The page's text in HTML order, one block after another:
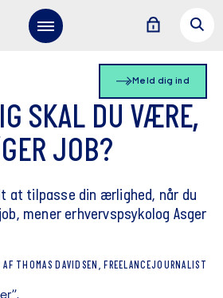
Meld dig ind
SKAL DU VÆRE,
JOB?
at tilpasse din ærlighed, når du
mener erhvervspsykolog Asger
AF THOMAS DAVIDSEN, FREELANCEJOURNALIST